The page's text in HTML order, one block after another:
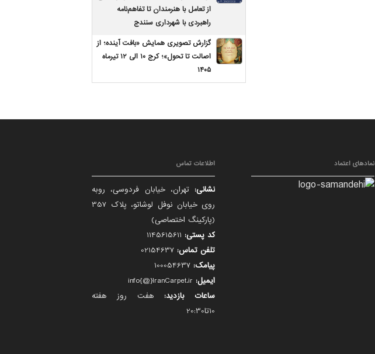
از تعامل با هنرمندان تا تفاهم‌نامه
راهبردی با شهرداری سنندج
گزارش تصویری همایش «بافت آینده؛ از
اصالت تا تحول»؛ کرج ۱۰ الی ۱۲ تیرماه
۱۴۰۵
نمادهای اعتماد اطلاعات تماس
نشانی: تهران، خیابان فردوسی، روبه
روی خیابان نوفل لوشاتو، پلاک 357
(پارکینگ اختصاصی)
کد پستی:
تلفن تماس:
پیامک:
ایمیل:
ساعات بازدید: هفت روز هفته
10تا20:30